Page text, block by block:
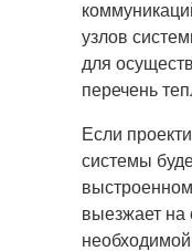
узлов
для
перечень
Если
системы
выезжает на